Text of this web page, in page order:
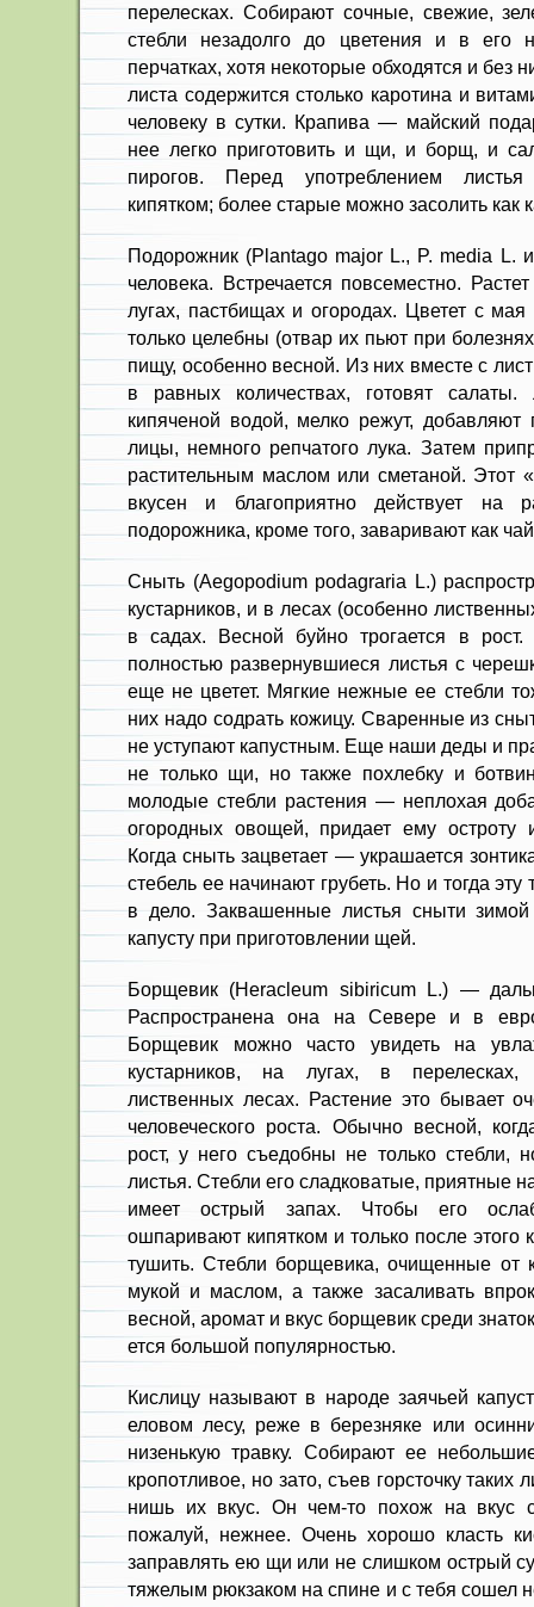
перелесках. Собирают сочные, свежие,
стеб­ли незадолго до цветения и в его
перчатках, хотя некоторые обходятся и без
листа содержится столько каротина и
человеку в сутки. Кра­пива — майский
нее лег­ко приготовить и щи, и борщ, и
пирогов. Перед употреблением
кипятком; более старые можно засолить как
Подорожник (Plantago major L., P. media L.
человека. Встречается повсеместно.
лугах, пастбищах и ого­родах. Цветет с
только це­лебны (отвар их пьют при
пищу, особенно весной. Из них вместе с
в равных количествах, готовят
кипяченой водой, мелко режут, добавляют
лицы, немного репчатого лука. Затем
растительным маслом или сметаной. Этот
вкусен и благоприятно действует на
подорожника, кроме того, заваривают как
Сныть (Aegopodium podagraria L.)
кустарников, и в лесах (особенно
в садах. Весной буйно трогается в
полностью развернувшиеся листья с
еще не цветет. Мягкие нежные ее стебли
них надо содрать кожицу. Сваренные из
не уступают капустным. Еще наши деды и
не только щи, но также похлебку и
молодые стебли растения — непло­хая
огородных овощей, придает ему остроту
Когда сныть зацветает — украшается
стебель ее начинают грубеть. Но и тогда
в дело. Заквашенные листья сныти зимой
капусту при при­готовлении щей.
Борщевик (Heracleum sibiricum L.) —
Распространена она на Севере и в
Борщевик можно часто уви­деть на
кустарников, на лу­гах, в перелесках,
лиственных ле­сах. Растение это бывает
чело­веческого роста. Обычно весной,
рост, у него съедобны не только стебли,
листья. Стебли его сладковатые, приятные
имеет острый за­пах. Чтобы его
ошпаривают кипятком и только после этого
тушить. Стебли борщевика, очищенные от
мукой и маслом, а также заса­ливать
весной, аромат и вкус борщевик среди
ется большой популярностью.
Кислицу называют в народе заячьей
еловом лесу, реже в березняке или
низенькую травку. Соби­рают ее
кропотливое, но зато, съев горсточку таких
нишь их вкус. Он чем-то похож на вкус
пожалуй, нежнее. Очень хорошо класть
заправлять ею щи или не слишком острый
тяжелым рюкзаком на спине и с тебя сошел